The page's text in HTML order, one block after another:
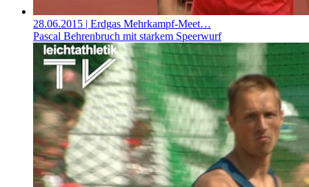
28.06.2015 | Erdgas Mehrkampf-Meet…
Pascal Behrenbruch mit starkem Speerwurf